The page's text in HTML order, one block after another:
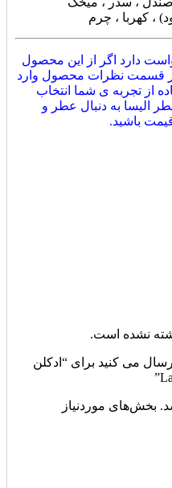
، کهربا ، چرم
دارد اگر از این محصول
در قسمت نظرات محصول وارد
از تجربه ی شما انتخاب
الیسا به دنبال عطر و
باشید.
نشده است.
می کنید برای “ادکلن
بخش‌های موردنیاز